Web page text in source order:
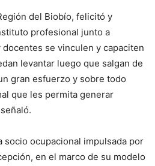
del Biobío, felicitó y
profesional junto a
se vinculen y capaciten
levantar luego que salgan de
gran esfuerzo y sobre todo
que les permita generar
socio ocupacional impulsada por
en el marco de su modelo